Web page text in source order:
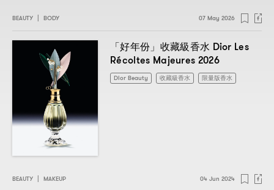
BEAUTY | BODY 07 May 2026
「好年份」收藏級香水 Dior Les
Récoltes Majeures 2026
Dior Beauty 收藏級香水 限量版香水
BEAUTY | MAKEUP 04 Jun 2024